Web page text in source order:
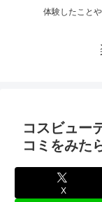
体験したこと
コスビュー
コミをみた
X